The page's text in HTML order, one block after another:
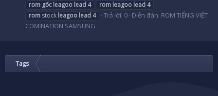
rom gốc leagoo lead 4 rom leagoo lead 4
rom stock leagoo lead 4 Trả lời: 0 Diễn đàn: ROM TIẾNG VIỆT
COMINATION SAMSUNG
Tags